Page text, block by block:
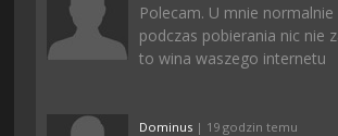
Polecam. U mnie
podczas pobierania nic nie
to wina waszego internetu
Dominus | 19 godzin temu